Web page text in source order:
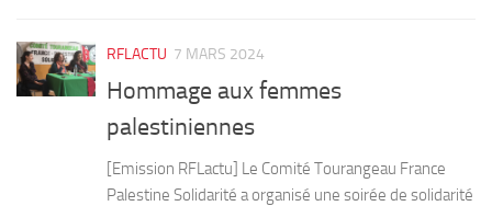
RFLACTU 7 MARS 2024
Hommage aux femmes
palestiniennes
[Emission RFLactu] Le Comité Tourangeau France
Palestine Solidarité a organisé une soirée de solidarité